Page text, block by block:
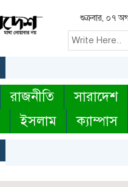
শুক্রবার, ০৭
রাজনীতি সারাদেশ
ইসলাম ক্যাম্পাস